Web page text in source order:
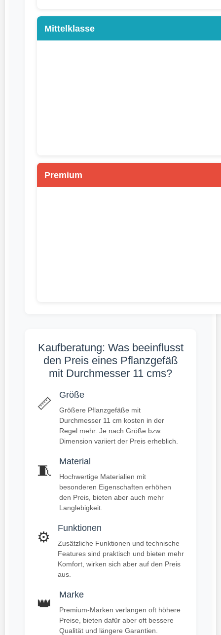
Mittelklasse
Premium
Kaufberatung: Was beeinflusst
den Preis eines Pflanzgefäß
mit Durchmesser 11 cms?
📏
Größe
Größere Pflanzgefäße mit
Durchmesser 11 cm kosten in der
Regel mehr. Je nach Größe bzw.
Dimension variiert der Preis erheblich.
🧵
Material
Hochwertige Materialien mit
besonderen Eigenschaften erhöhen
den Preis, bieten aber auch mehr
Langlebigkeit.
⚙️
Funktionen
Zusätzliche Funktionen und technische
Features sind praktisch und bieten mehr
Komfort, wirken sich aber auf den Preis
aus.
👑
Marke
Premium-Marken verlangen oft höhere
Preise, bieten dafür aber oft bessere
Qualität und längere Garantien.